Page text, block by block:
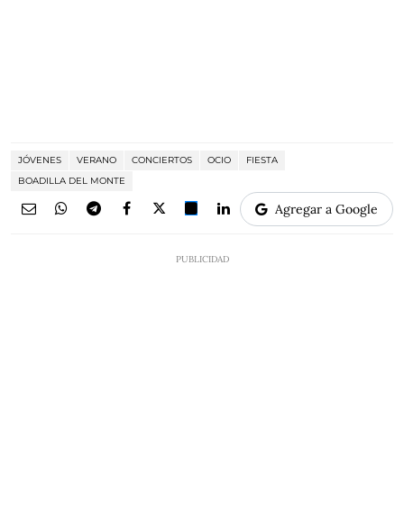
JÓVENES VERANO CONCIERTOS OCIO
FIESTA
BOADILLA DEL MONTE
Agregar a Google